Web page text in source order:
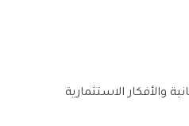
والأفكار الاستثمارية